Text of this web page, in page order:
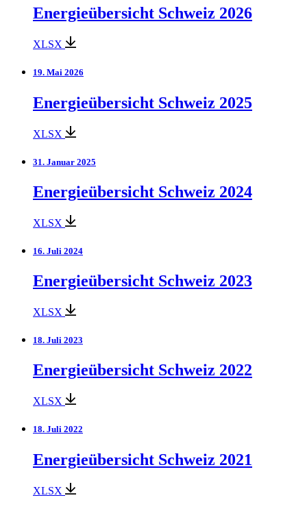
Energieübersicht Schweiz 2026
XLSX
19. Mai 2026
Energieübersicht Schweiz 2025
XLSX
31. Januar 2025
Energieübersicht Schweiz 2024
XLSX
16. Juli 2024
Energieübersicht Schweiz 2023
XLSX
18. Juli 2023
Energieübersicht Schweiz 2022
XLSX
18. Juli 2022
Energieübersicht Schweiz 2021
XLSX